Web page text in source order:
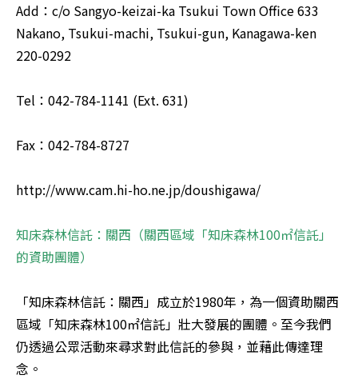
Add：c/o Sangyo-keizai-ka Tsukui Town Office 633
Nakano, Tsukui-machi, Tsukui-gun, Kanagawa-ken
220-0292
Tel：042-784-1141 (Ext. 631)
Fax：042-784-8727
http://www.cam.hi-ho.ne.jp/doushigawa/
知床森林信託：關西（關西區域「知床森林100㎡信託」
的資助團體）
「知床森林信託：關西」成立於1980年，為一個資助關西
區域「知床森林100㎡信託」壯大發展的團體。至今我們
仍透過公眾活動來尋求對此信託的參與，並藉此傳達理
念。